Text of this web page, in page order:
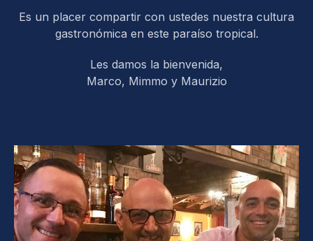
Es un placer compartir con ustedes nuestra cultura
gastronómica en este paraíso tropical.
Les damos la bienvenida,
Marco, Mimmo y Maurizio